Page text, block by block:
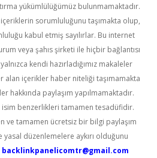
yükümlülüğümüz bulunmamaktadır.
sorumluluğunu taşımakta olup,
kabul etmiş sayılırlar. Bu internet
veya şahıs şirketi ile hiçbir bağlantısı
kendi hazırladığımız makaleler
alan içerikler haber niteliği taşımamakta
hakkında paylaşım yapılmamaktadır.
isim benzerlikleri tamamen tesadüfidir.
ve tamamen ücretsiz bir bilgi paylaşım
düzenlemelere aykırı olduğunu
backlinkpanelicomtr@gmail.com